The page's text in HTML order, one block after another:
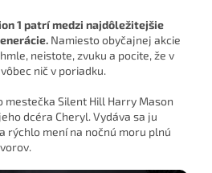
1 patrí medzi najdôležitejšie
Namiesto obyčajnej akcie
neistote, zvuku a pocite, že v
nič v poriadku.
mestečka Silent Hill Harry Mason
dcéra Cheryl. Vydáva sa ju
rýchlo mení na nočnú moru plnú